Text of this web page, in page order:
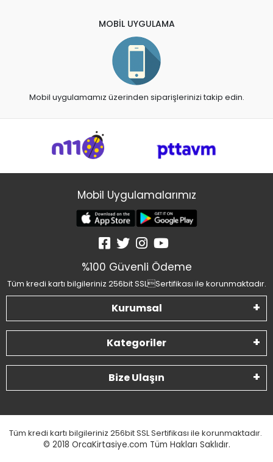
MOBİL UYGULAMA
Mobil uygulamamız üzerinden siparişlerinizi takip edin.
Mobil Uygulamalarımız
%100 Güvenli Ödeme
Tüm kredi kartı bilgileriniz 256bit SSLSertifikası ile korunmaktadır.
Kurumsal
Kategoriler
Bize Ulaşın
Tüm kredi kartı bilgileriniz 256bit SSL Sertifikası ile korunmaktadır.
© 2018 OrcaKirtasiye.com Tüm Hakları Saklıdır.